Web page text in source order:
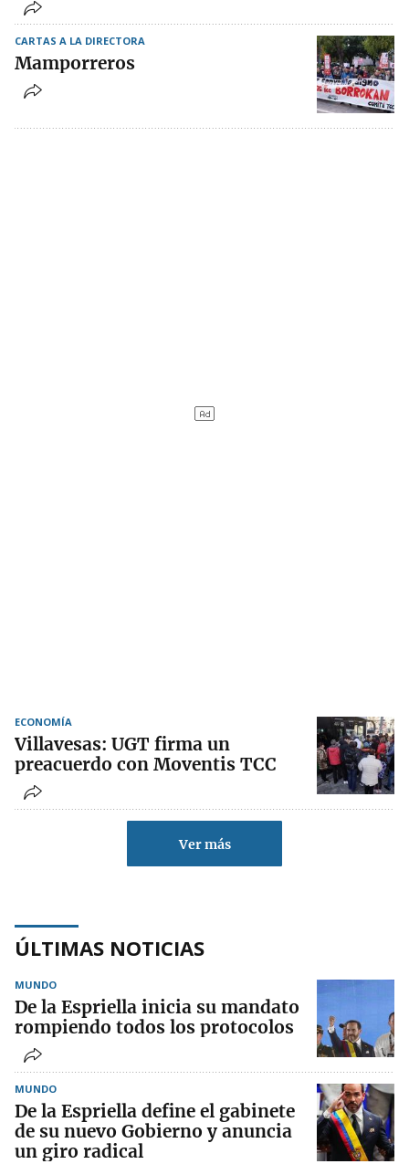
CARTAS A LA DIRECTORA
Mamporreros
ECONOMÍA
Villavesas: UGT firma un
preacuerdo con Moventis TCC
Ver más
ÚLTIMAS NOTICIAS
MUNDO
De la Espriella inicia su mandato
rompiendo todos los protocolos
MUNDO
De la Espriella define el gabinete
de su nuevo Gobierno y anuncia
un giro radical